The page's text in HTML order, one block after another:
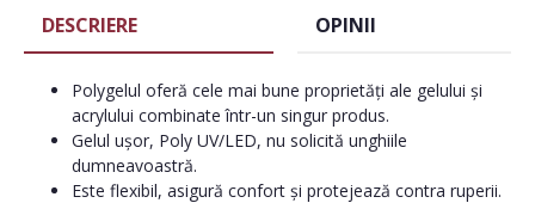
DESCRIERE OPINII
Polygelul oferă cele mai bune proprietăți ale gelului și
acrylului combinate într-un singur produs.
Gelul ușor, Poly UV/LED, nu solicită unghiile
dumneavoastră.
Este flexibil, asigură confort și protejează contra ruperii.